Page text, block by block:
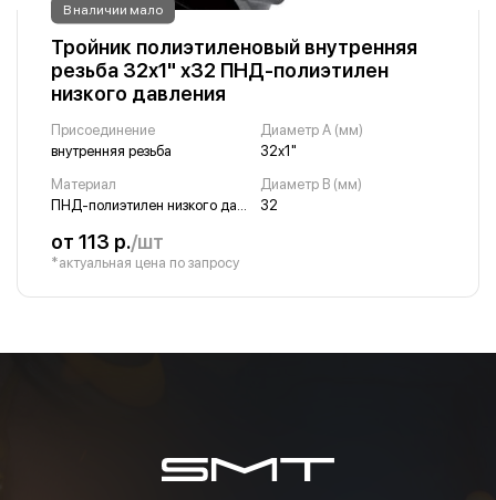
В наличии мало
Тройник полиэтиленовый внутренняя
резьба 32х1" х32 ПНД-полиэтилен
низкого давления
Присоединение
внутренняя резьба
Диаметр A (мм)
32х1"
Материал
Диаметр B (мм)
32
от 113 р./шт
*актуальная цена по запросу